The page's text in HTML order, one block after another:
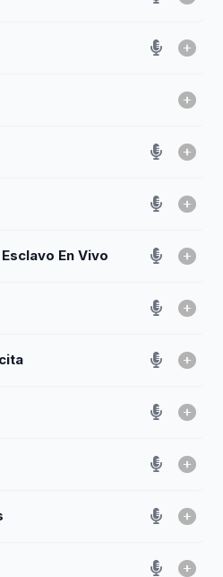
En Vivo